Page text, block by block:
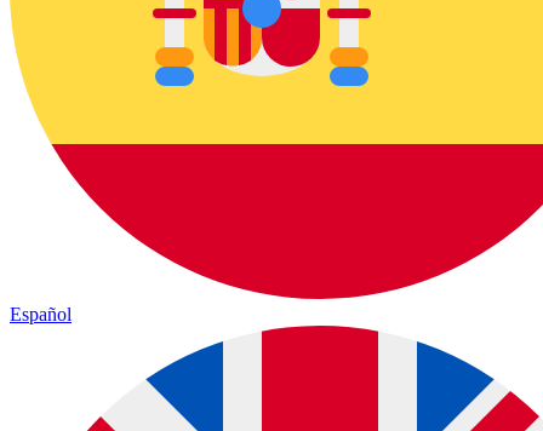
Español